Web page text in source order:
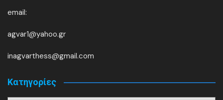
email:
agvar1@yahoo.gr
inagvarthess@gmail.com
Kατηγορίες